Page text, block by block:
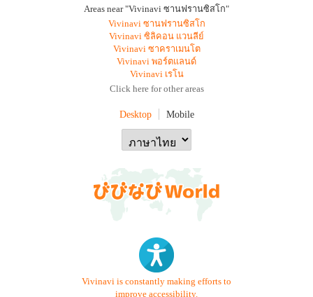
Areas near "Vivinavi ซานฟรานซิสโก"
Vivinavi ซานฟรานซิสโก
Vivinavi ซิลิคอน แวนลีย์
Vivinavi ซาคราเมนโต
Vivinavi พอร์ตแลนด์
Vivinavi เรโน
Click here for other areas
Desktop Mobile
Vivinavi is constantly making efforts to
improve accessibility.